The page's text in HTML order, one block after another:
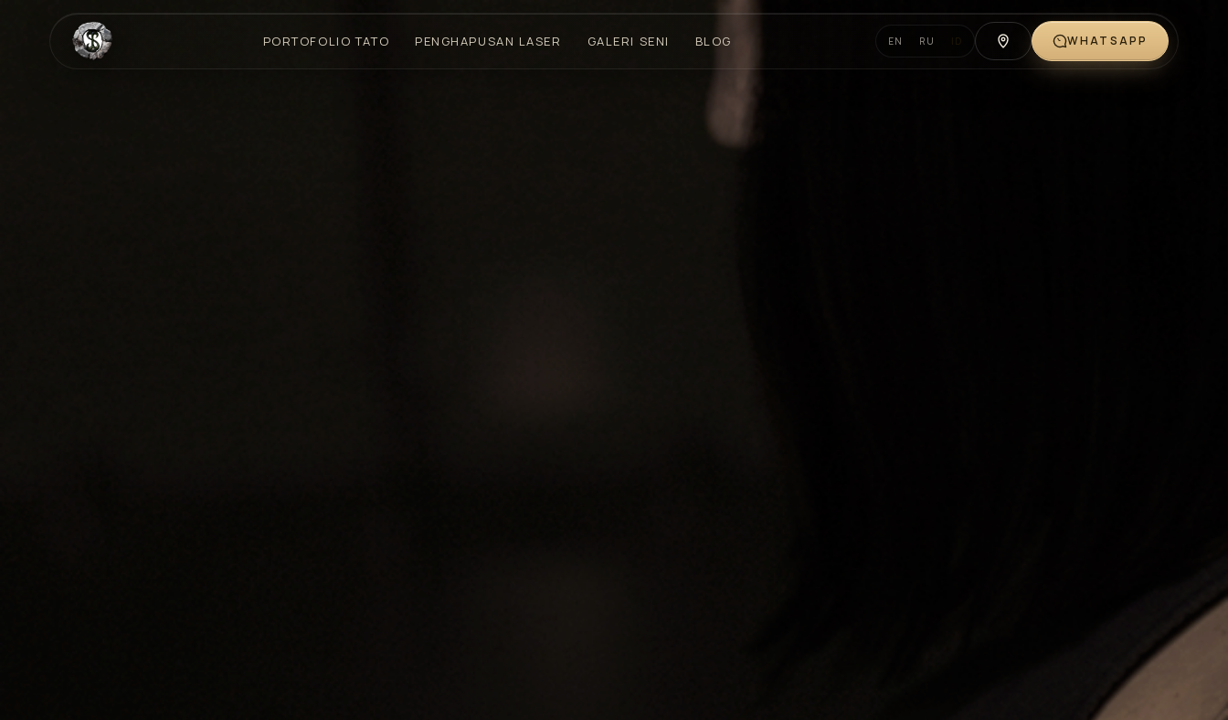
PORTOFOLIO TATO PENGHAPUSAN LASER GALERI SENI BLOG EN RU WHATSAPP